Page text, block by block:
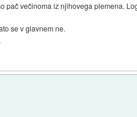
pač večinoma iz njihovega plemena.
se v glavnem ne.